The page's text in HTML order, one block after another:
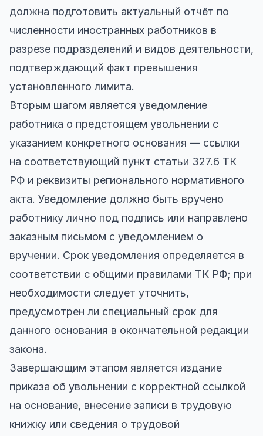
должна подготовить актуальный отчёт по
численности иностранных работников в
разрезе подразделений и видов деятельности,
подтверждающий факт превышения
установленного лимита.
Вторым шагом является уведомление
работника о предстоящем увольнении с
указанием конкретного основания — ссылки
на соответствующий пункт статьи 327.6 ТК
РФ и реквизиты регионального нормативного
акта. Уведомление должно быть вручено
работнику лично под подпись или направлено
заказным письмом с уведомлением о
вручении. Срок уведомления определяется в
соответствии с общими правилами ТК РФ; при
необходимости следует уточнить,
предусмотрен ли специальный срок для
данного основания в окончательной редакции
закона.
Завершающим этапом является издание
приказа об увольнении с корректной ссылкой
на основание, внесение записи в трудовую
книжку или сведения о трудовой